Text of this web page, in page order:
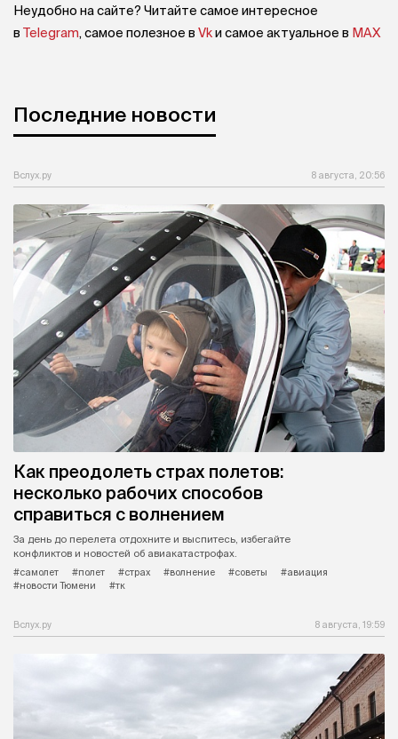
Неудобно на сайте? Читайте самое интересное
в Telegram, самое полезное в Vkи самое актуальное в MAX
Последние новости
Вслух.ру 8 августа, 20:56
Как преодолеть страх полетов:
несколько рабочих способов
справиться с волнением
За день до перелета отдохните и выспитесь, избегайте
конфликтов и новостей об авиакатастрофах.
#самолет
#полет #страх #волнение #советы
#авиация
#новости Тюмени
#тк
Вслух.ру 8 августа, 19:59